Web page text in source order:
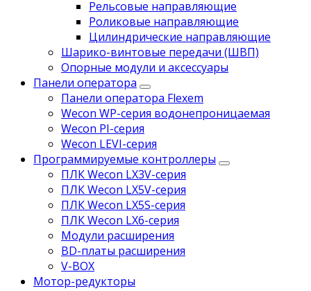
Рельсовые направляющие
Роликовые направляющие
Цилиндрические направляющие
Шарико-винтовые передачи (ШВП)
Опорные модули и аксессуары
Панели оператора
Панели оператора Flexem
Wecon WP-серия водонепроницаемая
Wecon PI-серия
Wecon LEVI-серия
Программируемые контроллеры
ПЛК Wecon LX3V-серия
ПЛК Wecon LX5V-серия
ПЛК Wecon LX5S-серия
ПЛК Wecon LX6-серия
Модули расширения
BD-платы расширения
V-BOX
Мотор-редукторы